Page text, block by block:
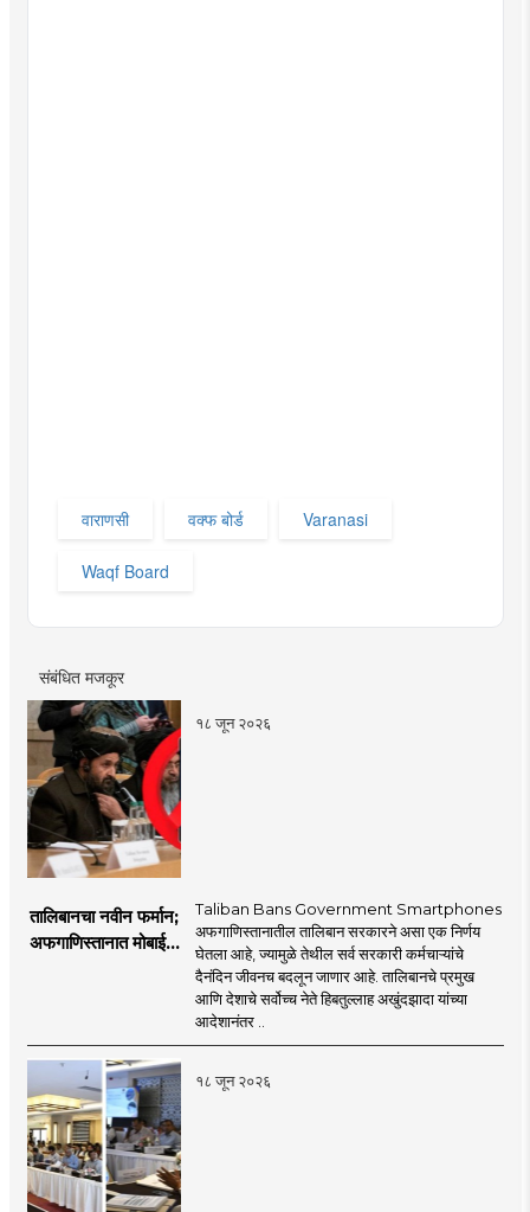
वाराणसी वक्फ बोर्ड Varanasi
Waqf Board
संबंधित मजकूर
१८ जून २०२६
तालिबानचा नवीन फर्मान;
अफगाणिस्तानात मोबाईल
Taliban Bans Government Smartphones
अफगाणिस्तानातील तालिबान सरकारने असा एक निर्णय
घेतला आहे, ज्यामुळे तेथील सर्व सरकारी कर्मचाऱ्यांचे
दैनंदिन जीवनच बदलून जाणार आहे. तालिबानचे प्रमुख
आणि देशाचे सर्वोच्च नेते हिबतुल्लाह अखुंदझादा यांच्या
आदेशानंतर ..
१८ जून २०२६